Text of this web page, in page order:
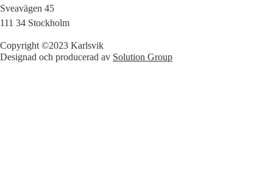
Sveavägen 45
111 34 Stockholm
Copyright ©2023 Karlsvik
Designad och producerad av Solution Group